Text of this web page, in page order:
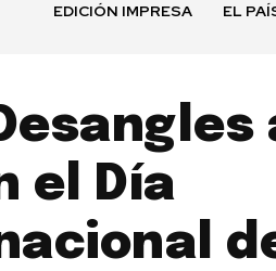
EDICIÓN IMPRESA EL
el Día